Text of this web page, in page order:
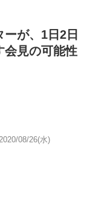
が、1日2日
会見の可能性
2020/08/26(水)